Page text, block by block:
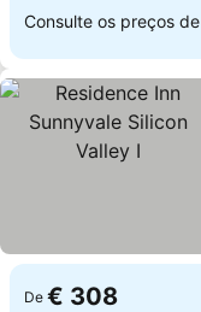
Consulte os preços de
De € 308